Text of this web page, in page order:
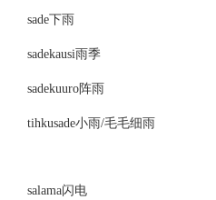
sade下雨
sadekausi雨季
sadekuuro阵雨
tihkusade小雨/毛毛细雨
salama闪电